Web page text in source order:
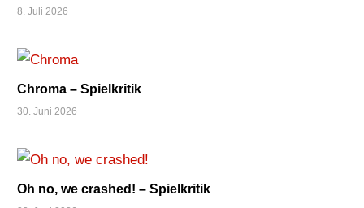
8. Juli 2026
Chroma – Spielkritik
30. Juni 2026
Oh no, we crashed! – Spielkritik